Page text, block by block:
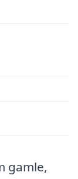
gamle,